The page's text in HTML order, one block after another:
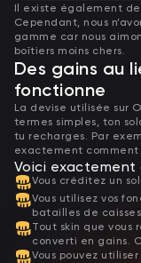
Il existe également
Cependant, nous
gamme car nous
boîtiers moins chers.
Des gains au
fonctionne
La devise utilisée sur
termes simples, ton
tu recharges. Par
exactement comment
Voici
Vous créditez un
Vous utilisez vos
batailles de caisses
Tout skin que
converti en gains.
Vous pouvez